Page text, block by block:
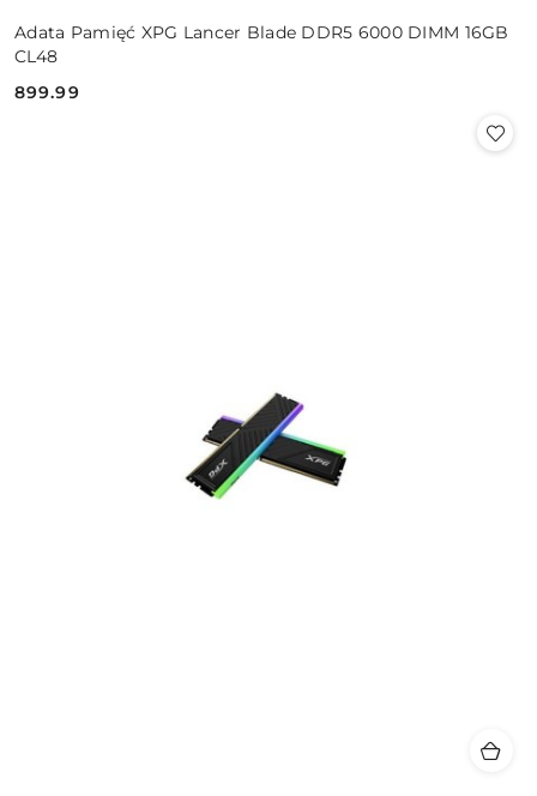
Adata Pamięć XPG Lancer Blade DDR5 6000 DIMM 16GB
CL48
Cena:
899.99